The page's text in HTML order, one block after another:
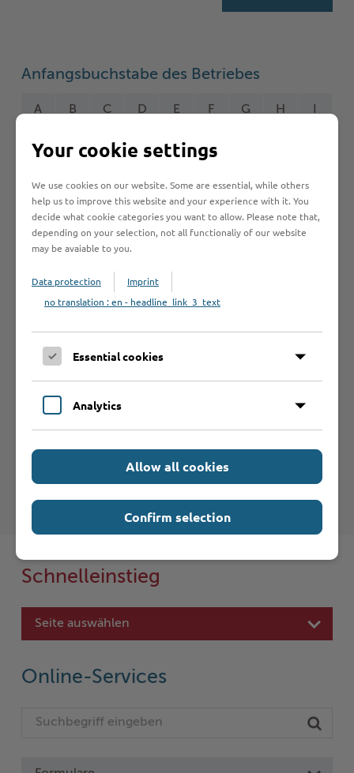
Anfangsbuchstabe des Betriebes
A B C D E F G H
J K L M N O
V Z
Sie vermissen einen Eintrag in der Liste? Melden Sie
Ihren Betrieb in 3 einfachen Schritten an.
Haftungsauschluss
Internet-Seiten entnehmen Sie bitte den
Nutzungsbedingungen
Schnelleinstieg
Seite auswählen
Online-Services
Your cookie settings
We use cookies on our website. Some are essential, while others
help us to improve this website and your experience with it. You
decide what cookie categories you want to allow. Please note that,
depending on your selection, not all functionaliy of our website
may be avaiable to you.
Data protection
Imprint
no translation : en - headline_link_3_text
Essential cookies
Analytics
Allow all cookies
Confirm selection